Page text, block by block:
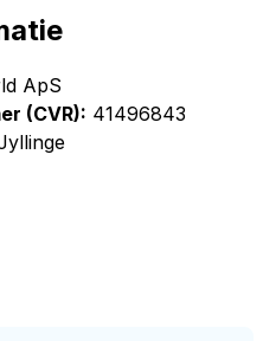
ApS
(CVR): 41496843